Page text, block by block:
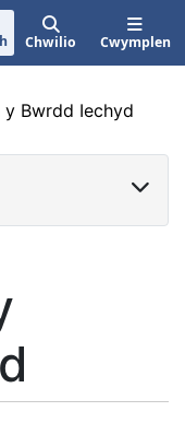
Chwilio Cwymplen
Bwrdd Iechyd